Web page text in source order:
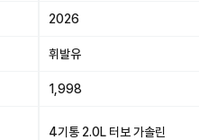
2026
휘발유
1,998
4기통 2.0L 터보 가솔린